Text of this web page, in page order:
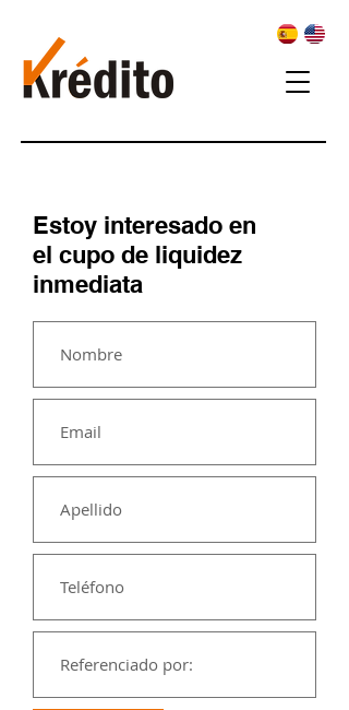
Estoy interesado en
el cupo de liquidez
inmediata